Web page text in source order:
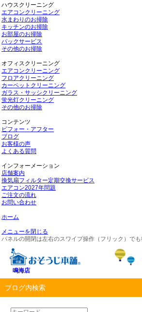
ハウスクリーニング
エアコンクリーニング
水まわりのお掃除
キッチンのお掃除
お部屋のお掃除
パックサービス
その他のお掃除
オフィスクリーニング
エアコンクリーニング
フロアクリーニング
カーペットクリーニング
ガラス・サッシクリーニング
蛍光灯クリーニング
その他のお掃除
コンテンツ
ビフォー・アフター
ブログ
お客様の声
よくある質問
インフォーメーション
店舗案内
換気扇フィルター定期交換サービス
エアコン2027年問題
ご注文の流れ
お問い合わせ
ホーム
メニューを閉じる
パネルの開閉は左右のスワイプ操作（フリック）で
鳴海店
ブログ内検索